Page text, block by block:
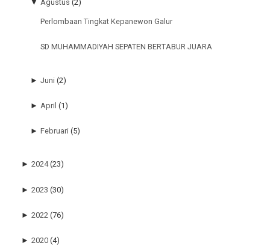
▼ Agustus(2)
Perlombaan Tingkat Kepanewon Galur
SD MUHAMMADIYAH SEPATEN BERTABUR JUARA
►Juni(2)
► April(1)
►Februari(5)
► 2024(23)
► 2023 (30)
► 2022 (76)
► 2020 (4)